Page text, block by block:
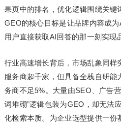
果页中的排名，优化逻辑围绕关键
GEO的核心目标是让品牌内容成为
用户直接获取AI回答的那一刻实现
行业高速增长背后，市场乱象同样
服务商超千家，但具备全栈自研
务商不足5%。大量由SEO、广告
词堆砌”逻辑包装为GEO，却无法
化检索本质。为企业选型提供一份